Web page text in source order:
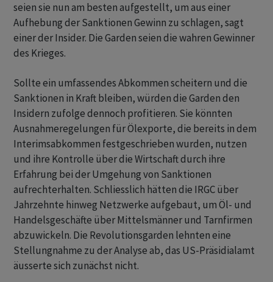
seien sie nun am besten aufgestellt, um aus einer
Aufhebung ​der Sanktionen Gewinn zu schlagen, sagt
einer der Insider. Die Garden ​seien die wahren Gewinner
des Krieges.
Sollte ein umfassendes Abkommen scheitern und die
Sanktionen in Kraft bleiben, würden die Garden den
‌Insidern zufolge dennoch profitieren. Sie könnten
Ausnahmeregelungen für Ölexporte, die bereits in dem
Interimsabkommen festgeschrieben wurden, nutzen
und ihre Kontrolle über die Wirtschaft durch ihre
Erfahrung bei der Umgehung von Sanktionen
aufrechterhalten. Schliesslich hätten die IRGC über
Jahrzehnte hinweg ​Netzwerke ​aufgebaut, um Öl- und
Handelsgeschäfte über Mittelsmänner und Tarnfirmen
⁠abzuwickeln. Die Revolutionsgarden lehnten eine
Stellungnahme zu der Analyse ab, das US-Präsidialamt ​
äusserte sich zunächst nicht.